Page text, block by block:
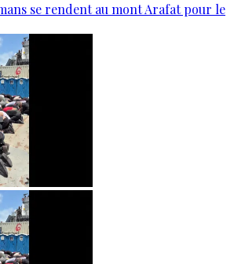
se rendent au mont Arafat pour le